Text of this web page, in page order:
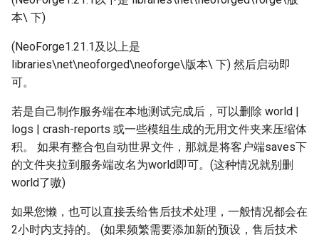
本\ 下)
(NeoForge1.21.1及以上是
libraries\net\neoforged\neoforge\版本\ 下) 然后启动即
可。
若是自己制作服务端在本地测试完成后，可以删除 world |
logs | crash-reports 或一些模组生成的无用文件夹来压缩体
积。 如果有整合包自动世界文件，那就是将客户端saves下
的文件夹拉到服务端改名为world即可。(这种情况就别删
world了嗷)
如果您懒，也可以直接丢给售后技术处理，一般情况都会在
2小时内支持的。 (如果频繁需要添加新的预设，售后技术